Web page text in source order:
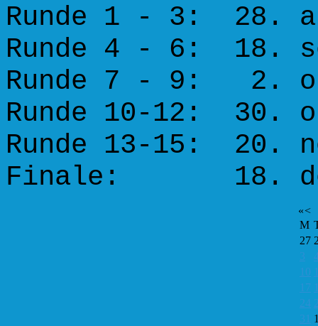
Runde 1 - 3: 28.
Runde 4 - 6: 18.
Runde 7 - 9: 2.
Runde 10-12: 30.
Runde 13-15: 20.
Finale: 18.
«<
M
27
3
10
17
24
31